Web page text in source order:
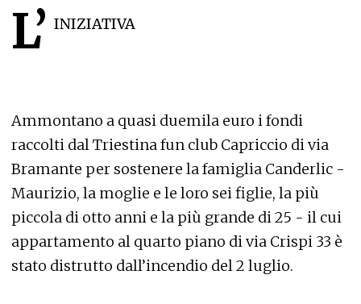
L’ INIZIATIVA
Ammontano a quasi duemila euro i fondi
raccolti dal Triestina fun club Capriccio di via
Bramante per sostenere la famiglia Canderlic -
Maurizio, la moglie e le loro sei figlie, la più
piccola di otto anni e la più grande di 25 - il cui
appartamento al quarto piano di via Crispi 33 è
stato distrutto dall’incendio del 2 luglio.